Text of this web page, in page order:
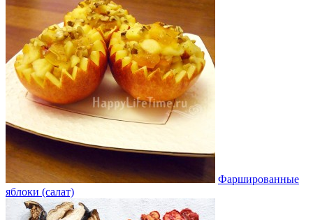
Фаршированные
яблоки (салат)